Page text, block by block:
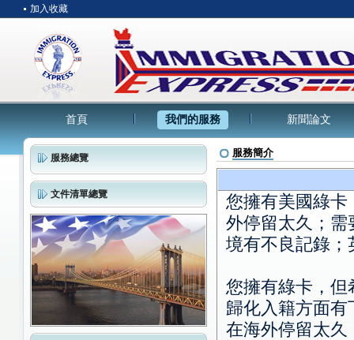
加入收藏
首頁 我們的服務 新聞論文
服務總覽
文件清單總覽
服務簡介
您擁有美國綠卡
外停留太久；需
境有不良記錄；
您擁有綠卡，但
歸化入籍方面有
在海外停留太久